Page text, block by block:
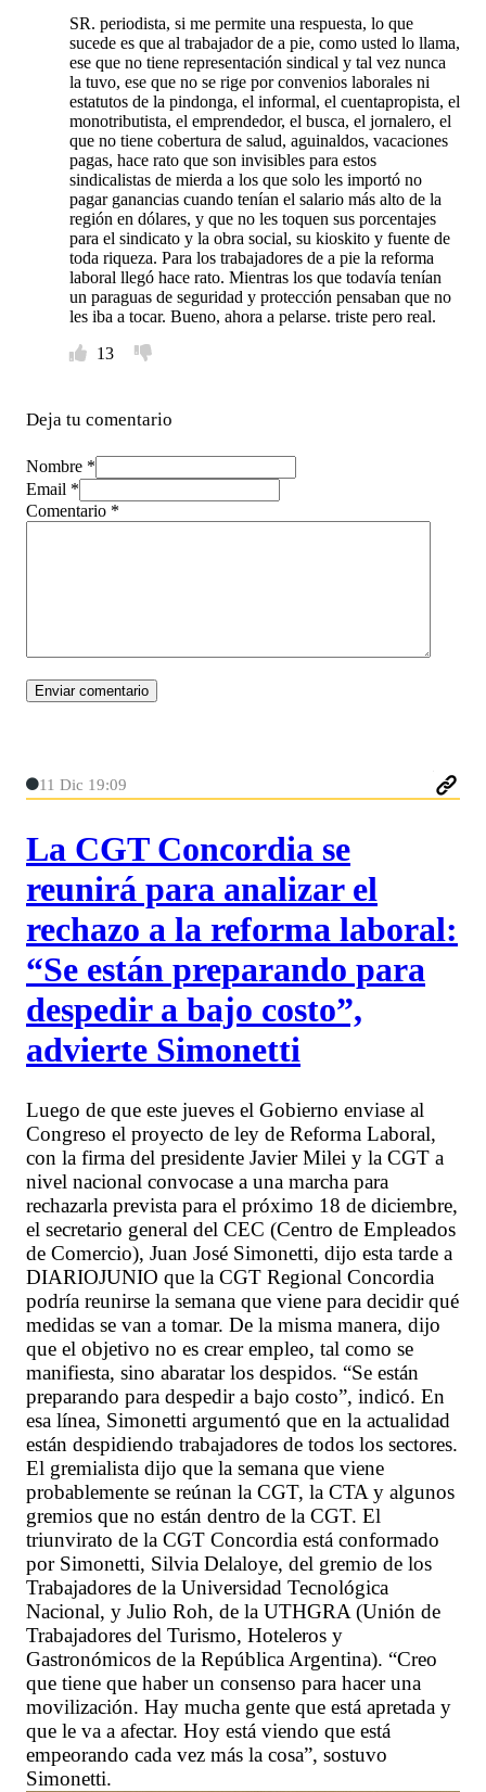
SR. periodista, si me permite una respuesta, lo que
sucede es que al trabajador de a pie, como usted lo llama,
ese que no tiene representación sindical y tal vez nunca
la tuvo, ese que no se rige por convenios laborales ni
estatutos de la pindonga, el informal, el cuentapropista, el
monotributista, el emprendedor, el busca, el jornalero, el
que no tiene cobertura de salud, aguinaldos, vacaciones
pagas, hace rato que son invisibles para estos
sindicalistas de mierda a los que solo les importó no
pagar ganancias cuando tenían el salario más alto de la
región en dólares, y que no les toquen sus porcentajes
para el sindicato y la obra social, su kioskito y fuente de
toda riqueza. Para los trabajadores de a pie la reforma
laboral llegó hace rato. Mientras los que todavía tenían
un paraguas de seguridad y protección pensaban que no
les iba a tocar. Bueno, ahora a pelarse. triste pero real.
13
Deja tu comentario
Nombre *
Email *
Comentario *
11 Dic 19:09
La CGT Concordia se
reunirá para analizar el
rechazo a la reforma laboral:
“Se están preparando para
despedir a bajo costo”,
advierte Simonetti
Luego de que este jueves el Gobierno enviase al
Congreso el proyecto de ley de Reforma Laboral,
con la firma del presidente Javier Milei y la CGT a
nivel nacional convocase a una marcha para
rechazarla prevista para el próximo 18 de diciembre,
el secretario general del CEC (Centro de Empleados
de Comercio), Juan José Simonetti, dijo esta tarde a
DIARIOJUNIO que la CGT Regional Concordia
podría reunirse la semana que viene para decidir qué
medidas se van a tomar. De la misma manera, dijo
que el objetivo no es crear empleo, tal como se
manifiesta, sino abaratar los despidos. “Se están
preparando para despedir a bajo costo”, indicó. En
esa línea, Simonetti argumentó que en la actualidad
están despidiendo trabajadores de todos los sectores.
El gremialista dijo que la semana que viene
probablemente se reúnan la CGT, la CTA y algunos
gremios que no están dentro de la CGT. El
triunvirato de la CGT Concordia está conformado
por Simonetti, Silvia Delaloye, del gremio de los
Trabajadores de la Universidad Tecnológica
Nacional, y Julio Roh, de la UTHGRA (Unión de
Trabajadores del Turismo, Hoteleros y
Gastronómicos de la República Argentina). “Creo
que tiene que haber un consenso para hacer una
movilización. Hay mucha gente que está apretada y
que le va a afectar. Hoy está viendo que está
empeorando cada vez más la cosa”, sostuvo
Simonetti.